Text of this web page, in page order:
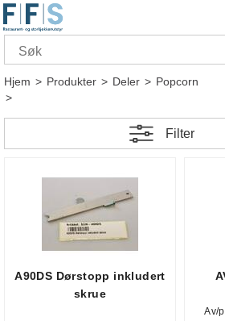
Hjem>Produkter>Deler>Popcorn
>
Filter
A90DS Dørstopp inkludert
skrue
Av/